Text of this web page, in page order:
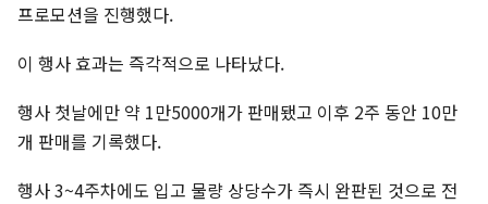
프로모션을 진행했다.
이 행사 효과는 즉각적으로 나타났다.
행사 첫날에만 약 1만5000개가 판매됐고 이후 2주 동안 10만
개 판매를 기록했다.
행사 3~4주차에도 입고 물량 상당수가 즉시 완판된 것으로 전